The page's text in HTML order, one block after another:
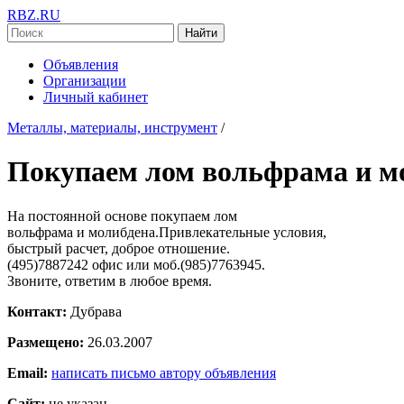
RBZ.RU
Найти
Объявления
Организации
Личный кабинет
Металлы, материалы, инструмент /
Покупаем лом вольфрама и
На постоянной основе покупаем лом
вольфрама и молибдена.Привлекательные условия,
быстрый расчет, доброе отношение.
(495)7887242 офис или моб.(985)7763945.
Звоните, ответим в любое время.
Контакт: Дубрава
Размещено: 26.03.2007
Email: написать письмо автору объявления